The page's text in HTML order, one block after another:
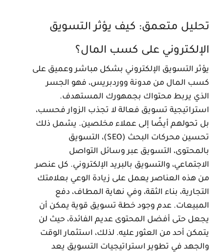
متعمق: كيف يؤثر التسويق
على كسب المال؟
التسويق الإلكتروني بشكل مباشر وعميق على
المال من مدونة ووردبريس، فهو الجسر
يربط محتواك بجمهورك المستهدف.
تسويق فعالة لا تجذب الزوار فحسب،
تحولهم أيضًا إلى عملاء مخلصين. يشمل ذلك
تحسين محركات البحث (SEO)، التسويق
التسويق عبر وسائل التواصل
والتسويق بالبريد الإلكتروني. كل عنصر
هذه العناصر يعمل على زيادة الوعي بعلامتك
بناء الثقة، وفي نهاية المطاف، دفع
عدم وجود خطة تسويق قوية يمكن أن
حتى أفضل المحتوى عديم الفائدة، حيث لن
أحد من العثور عليه. لذلك، استثمار الوقت
في تطوير استراتيجيات التسويق يعد